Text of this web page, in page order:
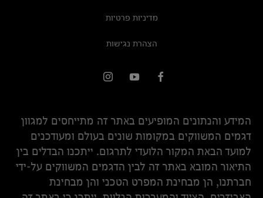
מדיניות פרטיות
הצהרת נגישות
המידע והנתונים המופיעים באתר זה מתייחסים למגוון
דגמים המשווקים במקומות שונים בעולם ומעודכנים
למועד הבאת המקור הלועדי לתרגום. ייתכנו הבדלים בין
התיאור המובא באתר זה לבין הדגמים המשווקים על-ידי
חברתנו, הן מבחינת המפרט הטכני והן מבחינת